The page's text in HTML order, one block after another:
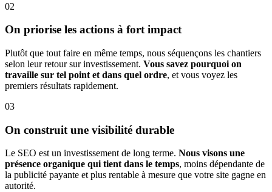
02
On priorise les actions à fort impact
Plutôt que tout faire en même temps, nous séquençons les chantiers
selon leur retour sur investissement. Vous savez pourquoi on
travaille sur tel point et dans quel ordre, et vous voyez les
premiers résultats rapidement.
03
On construit une visibilité durable
Le SEO est un investissement de long terme. Nous visons une
présence organique qui tient dans le temps, moins dépendante de
la publicité payante et plus rentable à mesure que votre site gagne en
autorité.